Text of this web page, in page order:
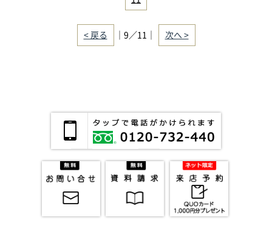
< 戻る ｜9／11｜ 次へ >